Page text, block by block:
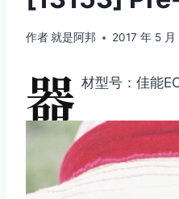
作者就是阿邦 2017 年 5 月
器 材型号：佳能